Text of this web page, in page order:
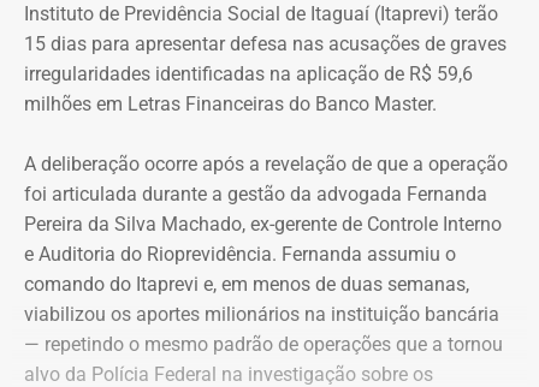
Declaração de bens de Alex Melim em 2026 — Foto:
Reprodução/Divulgacand
Instituto de Previdência Social de Itaguaí (Itaprevi) terão
15 dias para apresentar defesa nas acusações de graves
irregularidades identificadas na aplicação de R$ 59,6
milhões em Letras Financeiras do Banco Master.
A deliberação ocorre após a revelação de que a operação
foi articulada durante a gestão da advogada Fernanda
Pereira da Silva Machado, ex-gerente de Controle Interno
e Auditoria do Rioprevidência. Fernanda assumiu o
comando do Itaprevi e, em menos de duas semanas,
viabilizou os aportes milionários na instituição bancária
— repetindo o mesmo padrão de operações que a tornou
alvo da Polícia Federal na investigação sobre os